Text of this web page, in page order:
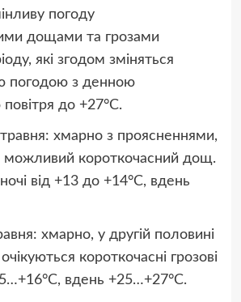
погоду
дощами та грозами
які згодом зміняться
погодою з денною
до +27°C.
хмарно з проясненнями,
можливий короткочасний дощ.
від +13 до +14°C, вдень
хмарно, у другій половині
короткочасні грозові
вдень +25…+27°C.